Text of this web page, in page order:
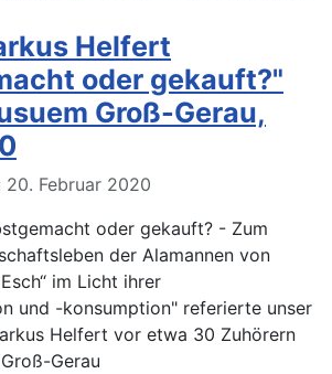
Helfert
oder gekauft?"
Groß-Gerau,
Februar 2020
oder gekauft? - Zum
der Alamannen von
im Licht ihrer
und -konsumption" referierte unser
Helfert vor etwa 30 Zuhörern
Gerau